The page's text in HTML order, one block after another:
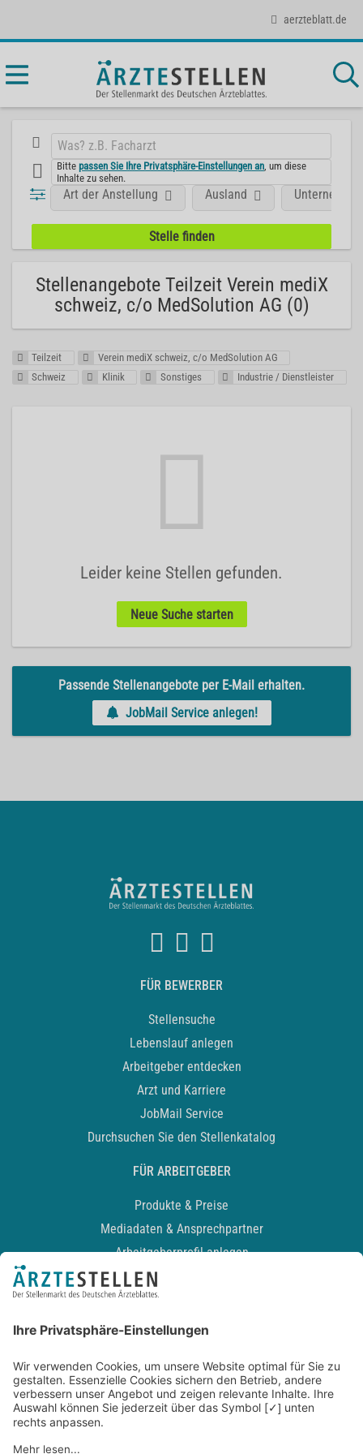
aerzteblatt.de
Bittepassen Sie Ihre Privatsphäre-Einstellungen an , um diese
Inhalte zu sehen.
Art der Anstellung Ausland
Stellenangebote Teilzeit Verein mediX
schweiz, c/o MedSolution AG (0)
Teilzeit
Verein mediX schweiz, c/o MedSolution AG
Schweiz
Klinik Sonstiges Industrie / Dienstleister
Leider keine Stellen gefunden.
Neue Suche starten
Passende Stellenangebote per E-Mail erhalten.
JobMail Service anlegen!
FÜR BEWERBER
Stellensuche
Lebenslauf anlegen
Arbeitgeber entdecken
Arzt und Karriere
JobMail Service
Durchsuchen Sie den Stellenkatalog
FÜR ARBEITGEBER
Produkte & Preise
Mediadaten & Ansprechpartner
Arbeitgeberprofil anlegen
Recruiting-Podcast
Kontakt
Datenschutz
Newsletter